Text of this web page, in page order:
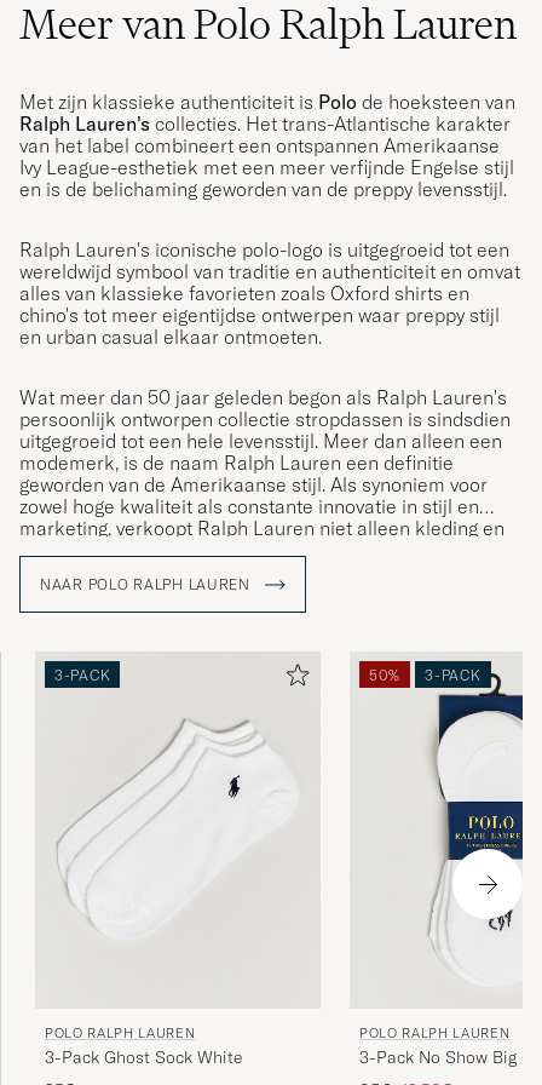
Meer van Polo Ralph Lauren
Met zijn klassieke authenticiteit is Polo de hoeksteen van
Ralph Lauren's collecties. Het trans-Atlantische karakter
van het label combineert een ontspannen Amerikaanse
Ivy League-esthetiek met een meer verfijnde Engelse stijl
en is de belichaming geworden van de preppy levensstijl.
Ralph Lauren's iconische polo-logo is uitgegroeid tot een
wereldwijd symbool van traditie en authenticiteit en omvat
alles van klassieke favorieten zoals Oxford shirts en
chino's tot meer eigentijdse ontwerpen waar preppy stijl
en urban casual elkaar ontmoeten.
Wat meer dan 50 jaar geleden begon als Ralph Lauren's
persoonlijk ontworpen collectie stropdassen is sindsdien
uitgegroeid tot een hele levensstijl. Meer dan alleen een
modemerk, is de naam Ralph Lauren een definitie
geworden van de Amerikaanse stijl. Als synoniem voor
zowel hoge kwaliteit als constante innovatie in stijl en
marketing, verkoopt Ralph Lauren niet alleen kleding en
accessoires; ze verkopen een levensstijl die de
NAAR POLO RALPH LAUREN
3-PACK
POLO RALPH LAUREN
3-Pack Ghost Sock White
50% 3-PACK
POLO RALPH LAUREN
3-Pack No Show Big
Socks White